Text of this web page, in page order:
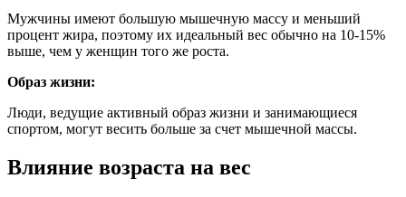
Мужчины имеют большую мышечную массу и меньший
процент жира, поэтому их идеальный вес обычно на 10-15%
выше, чем у женщин того же роста.
Образ жизни:
Люди, ведущие активный образ жизни и занимающиеся
спортом, могут весить больше за счет мышечной массы.
Влияние возраста на вес